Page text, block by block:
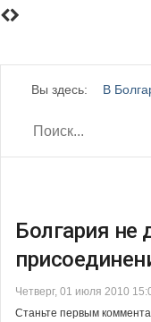
Вы здесь: В
Болгария не
Четверг, 01 июля 2010
Станьте первым